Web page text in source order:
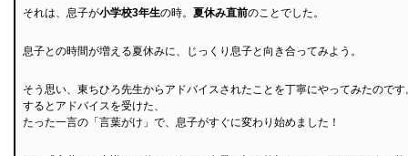
それは、息子が小学校3年生の時。 夏休み直前のことでした。
息子との時間が増える夏休みに、じっくり息子と向き合ってみよう。
そう思い、東ちひろ先生からアドバイスされたことを丁寧にやってみたのです
するとアドバイスを受けた、
たった一言の「言葉がけ」で、息子がすぐに変わり始めました！